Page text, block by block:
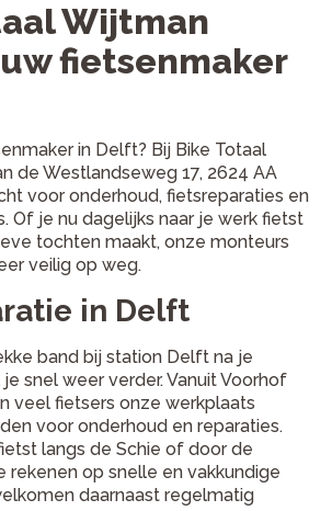
Wijtman
fietsenmaker
in Delft? Bij Bike Totaal
de Westlandseweg 17, 2624 AA
voor onderhoud, fietsreparaties en
Of je nu dagelijks naar je werk fietst
tochten maakt, onze monteurs
veilig op weg.
in Delft
band bij station Delft na je
je snel weer verder. Vanuit Voorhof
veel fietsers onze werkplaats
voor onderhoud en reparaties.
langs de Schie of door de
rekenen op snelle en vakkundige
daarnaast regelmatig